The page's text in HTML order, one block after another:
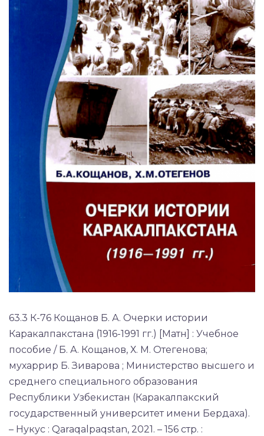
63.3 К-76 Кощанов Б. А. Очерки истории
Каракалпакстана (1916-1991 гг.) [Матн] : Учебное
пособие / Б. А. Кощанов, Х. М. Отегенова;
мухаррир Б. Зиварова ; Министерство высшего и
среднего специального образования
Республики Узбекистан (Каракалпакский
государственный университет имени Бердаха).
– Нукус : Qaraqalpaqstan, 2021. – 156 стр. :